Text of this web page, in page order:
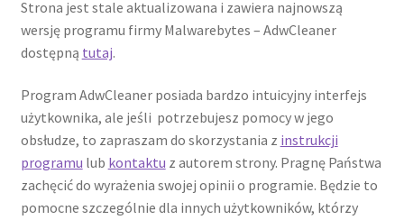
Strona jest stale aktualizowana i zawiera najnowszą
wersję programu firmy Malwarebytes – AdwCleaner
dostępną tutaj.
Program AdwCleaner posiada bardzo intuicyjny interfejs
użytkownika, ale jeśli potrzebujesz pomocy w jego
obsłudze, to zapraszam do skorzystania z instrukcji
programu lub kontaktu z autorem strony. Pragnę Państwa
zachęcić do wyrażenia swojej opinii o programie. Będzie to
pomocne szczególnie dla innych użytkowników, którzy